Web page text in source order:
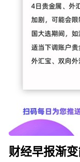
财经早报渐